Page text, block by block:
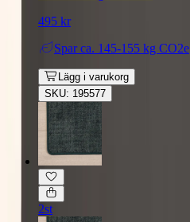
495 kr
Spar ca. 145-155 kg CO2e
Lägg i varukorg
SKU: 195577
2st